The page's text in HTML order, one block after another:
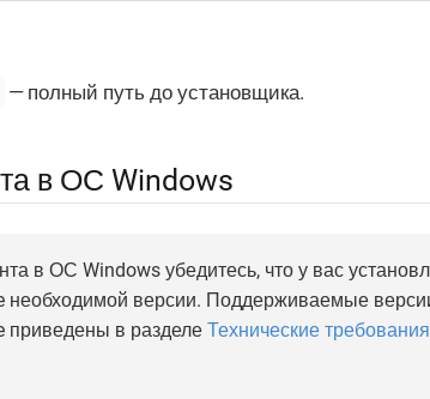
— полный путь до установщика.
в ОС Windows
в ОС Windows убедитесь, что у вас
необходимой версии. Поддерживаемые
приведены в разделе Технические